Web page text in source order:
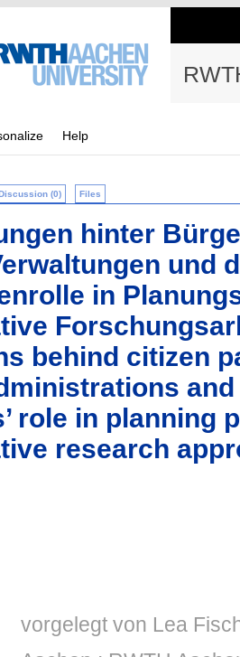
Help
(0) Files
hinter
und
in
behind citizen
role in planning
research
vorgelegt von Lea